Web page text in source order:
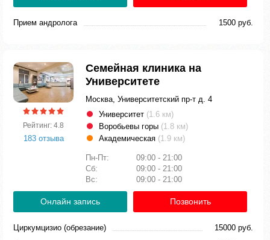
Прием андролога 1500 руб.
Рейтинг: 4.8
183 отзыва
Семейная клиника на
Университете
Москва, Университетский пр-т д. 4
Университет (1.6 км)
Воробьевы горы (1.8 км)
Академическая (1.9 км)
Пн-Пт:
09:00 - 21:00
Сб:
09:00 - 21:00
Вс:
09:00 - 21:00
Онлайн запись Позвонить
Циркумцизио (обрезание)
15000 руб.